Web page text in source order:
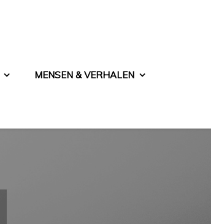
MENSEN & VERHALEN